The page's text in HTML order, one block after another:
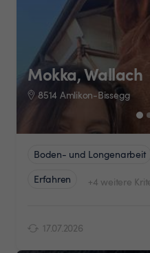
Mokka, Wallach
8514 Amlikon-Bissegg
Boden- und Longenarbeit
Erfahren
+4 weitere
17.07.2026